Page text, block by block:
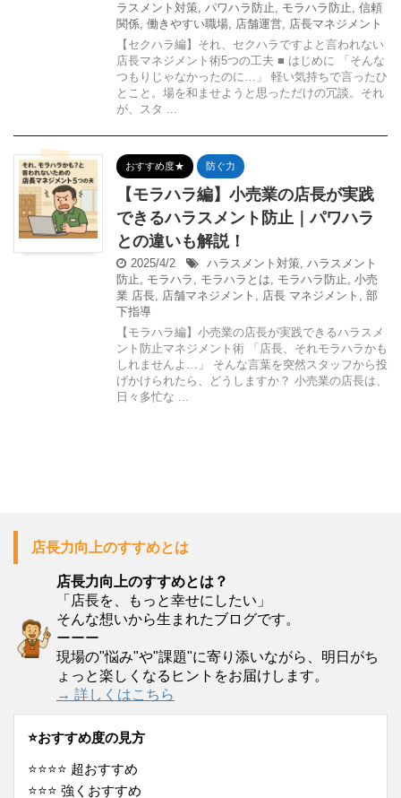
ラスメント対策, パワハラ防止, モラハラ防止, 信頼
関係, 働きやすい職場, 店舗運営, 店長マネジメント
【セクハラ編】それ、セクハラですよと言われない
店長マネジメント術5つの工夫 ■ はじめに 「そんな
つもりじゃなかったのに…」 軽い気持ちで言ったひ
とこと。場を和ませようと思っただけの冗談。それ
が、スタ ...
おすすめ度★ 防ぐ力
【モラハラ編】小売業の店長が実践
できるハラスメント防止｜パワハラ
との違いも解説！
2025/4/2 ハラスメント対策, ハラスメント
防止, モラハラ , モラハラとは, モラハラ防止, 小売
業 店長, 店舗マネジメント , 店長 マネジメント , 部
下指導
【モラハラ編】小売業の店長が実践できるハラスメ
ント防止マネジメント術 「店長、それモラハラかも
しれませんよ…」 そんな言葉を突然スタッフから投
げかけられたら、どうしますか？ 小売業の店長は、
日々多忙な ...
店長力向上のすすめとは
店長力向上のすすめとは？
「店長を、もっと幸せにしたい」
そんな想いから生まれたブログです。
ーーー
現場の"悩み"や"課題"に寄り添いながら、明日がち
ょっと楽しくなるヒントをお届けします。
→ 詳しくはこちら
⭐️おすすめ度の見方
⭐️⭐️⭐️⭐️ 超おすすめ
⭐️⭐️⭐️ 強くおすすめ